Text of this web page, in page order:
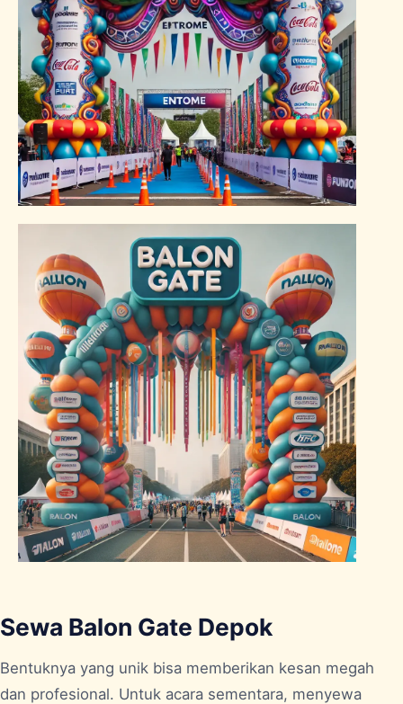
Sewa Balon Gate Depok
Bentuknya yang unik bisa memberikan kesan megah
dan profesional. Untuk acara sementara, menyewa